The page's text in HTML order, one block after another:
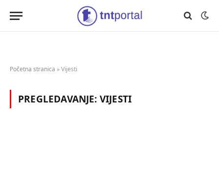
Početna stranica »Vijesti
PREGLEDAVANJE: VIJESTI